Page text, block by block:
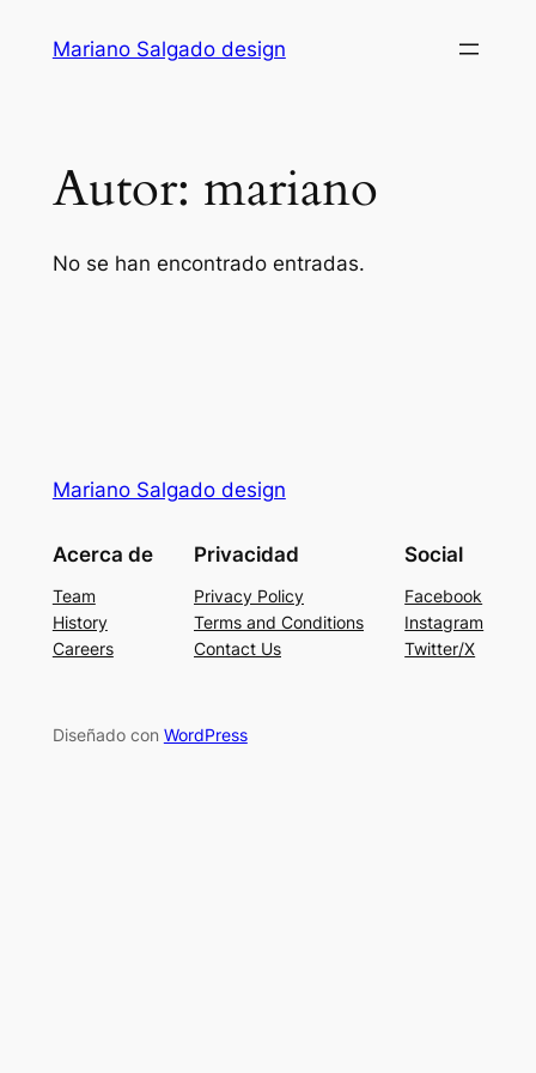
Mariano Salgado design
Autor: mariano
No se han encontrado entradas.
Mariano Salgado design
Acerca de
Team
History
Careers
Privacidad
Privacy Policy
Terms and Conditions
Contact Us
Social
Facebook
Instagram
Twitter/X
Diseñado con WordPress